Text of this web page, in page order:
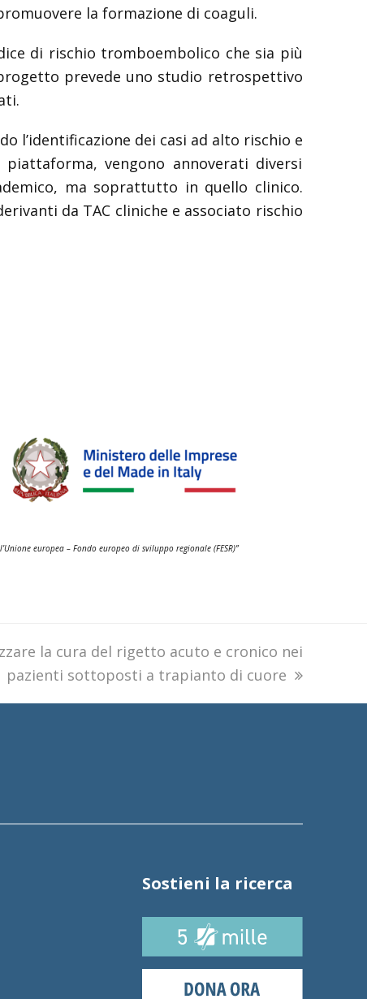
la formazione di coaguli.
di rischio tromboembolico che sia più
prevede uno studio retrospettivo
l’identificazione dei casi ad alto rischio e
vengono annoverati diversi
ma soprattutto in quello clinico.
da TAC cliniche e associato rischio
europea – Fondo europeo di sviluppo regionale (FESR)”
la cura del rigetto acuto e cronico nei
pazienti sottoposti a trapianto di cuore
Sostieni la ricerca